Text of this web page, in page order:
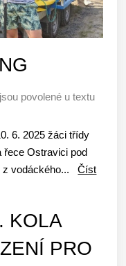
povolené u textu
6. 2025 žáci třídy
řece Ostravici pod
z vodáckého...Číst
KOLA
PRO